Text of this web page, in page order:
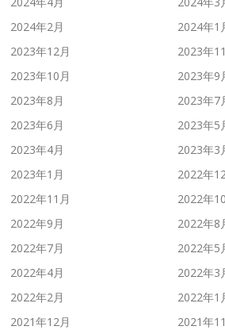
2024年2月
2024年1
2023年12月
2023年
2023年10月
2023年9
2023年8月
2023年7
2023年6月
2023年5
2023年4月
2023年3
2023年1月
2022年
2022年11月
2022年
2022年9月
2022年8
2022年7月
2022年5
2022年4月
2022年3
2022年2月
2022年1
2021年12月
2021年